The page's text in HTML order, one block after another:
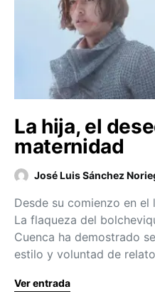
La hija, el
maternidad
José Luis Sánchez
Desde su comienzo en
La flaqueza del
Cuenca ha demostrado
estilo y voluntad de
Ver entrada